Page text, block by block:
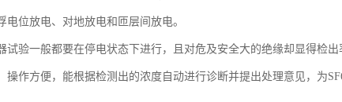
电位放电、对地放电和匝层间放电。
试验一般都要在停电状态下进行，且对危及安全大的绝缘却显得检
操作方便，能根据检测出的浓度自动进行诊断并提出处理意见，为